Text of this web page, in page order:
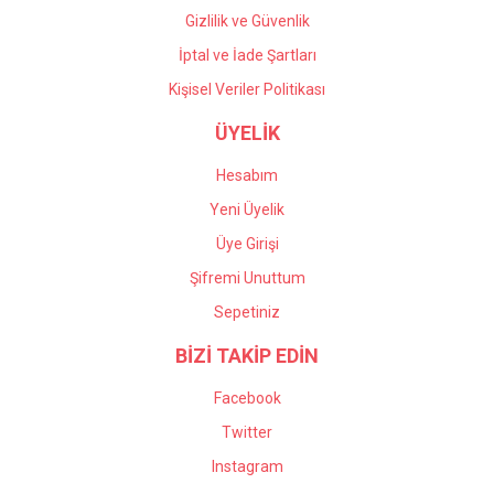
Gizlilik ve Güvenlik
İptal ve İade Şartları
Kişisel Veriler Politikası
ÜYELİK
Hesabım
Yeni Üyelik
Üye Girişi
Şifremi Unuttum
Sepetiniz
BİZİ TAKİP EDİN
Facebook
Twitter
Instagram